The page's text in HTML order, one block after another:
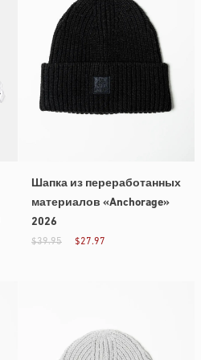
Шапка из переработанных
материалов «Anchorage»
2026
$27.97
$39.95